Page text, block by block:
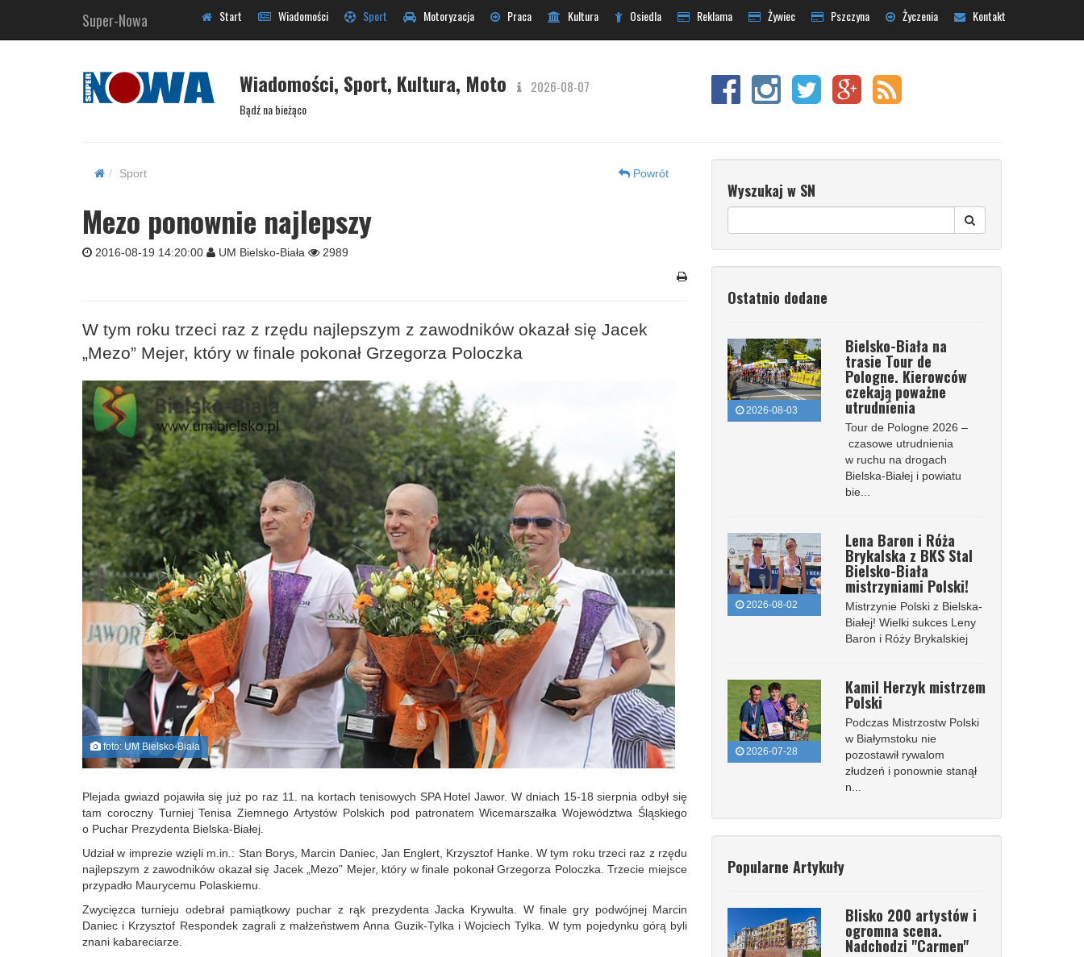
Super-Nowa Start Wiadomości Sport Motoryzacja Praca Kultura Osiedla Reklama Żywiec Pszczyna Życzenia Kontakt
Wiadomości, Sport, Kultura, Moto 2026-08-07
Bądź na bieżąco
Sport Powrót
Mezo ponownie najlepszy
2016-08-19 14:20:00 UM Bielsko-Biała 2989
W tym roku trzeci raz z rzędu najlepszym z zawodników okazał się Jacek
„Mezo” Mejer, który w finale pokonał Grzegorza Poloczka
foto: UM Bielsko-Biała
Plejada gwiazd pojawiła się już po raz 11. na kortach tenisowych SPA Hotel Jawor. W dniach 15-18 sierpnia odbył się
tam coroczny Turniej Tenisa Ziemnego Artystów Polskich pod patronatem Wicemarszałka Województwa Śląskiego
o Puchar Prezydenta Bielska-Białej.
Udział w imprezie wzięli m.in.: Stan Borys, Marcin Daniec, Jan Englert, Krzysztof Hanke. W tym roku trzeci raz z rzędu
najlepszym z zawodników okazał się Jacek „Mezo” Mejer, który w finale pokonał Grzegorza Poloczka. Trzecie miejsce
przypadło Maurycemu Polaskiemu.
Zwycięzca turnieju odebrał pamiątkowy puchar z rąk prezydenta Jacka Krywulta. W finale gry podwójnej Marcin
Daniec i Krzysztof Respondek zagrali z małżeństwem Anna Guzik-Tylka i Wojciech Tylka. W tym pojedynku górą byli
znani kabareciarze.
Wyszukaj w SN
Ostatnio dodane
2026-08-03
Bielsko-Biała na
trasie Tour de
Pologne. Kierowców
czekają poważne
utrudnienia
Tour de Pologne 2026 –
czasowe utrudnienia
w ruchu na drogach
Bielska-Białej i powiatu
bie...
2026-08-02
Lena Baron i Róża
Brykalska z BKS Stal
Bielsko-Biała
mistrzyniami Polski!
Mistrzynie Polski z Bielska-
Białej! Wielki sukces Leny
Baron i Róży Brykalskiej
2026-07-28
Kamil Herzyk mistrzem
Polski
Podczas Mistrzostw Polski
w Białymstoku nie
pozostawił rywalom
złudzeń i ponownie stanął
n...
Popularne Artykuły
Blisko 200 artystów i
ogromna scena.
Nadchodzi "Carmen"